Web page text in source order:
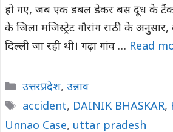
हो गए, जब एक डबल डेकर बस दूध के टैंकर
के जिला मजिस्ट्रेट गौरांग राठी के अनुसार,
दिल्ली जा रही थी। गढ़ा गांव … Read
Categories
उत्तरप्रदेश, उन्नाव
Tags
accident, DAINIK BHASKAR,
Unnao Case, uttar pradesh